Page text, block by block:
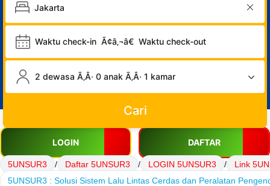
Waktu check-in Ã¢â‚¬â€ Waktu check-out
2 dewasa Ã‚Â· 0 anak Ã‚Â· 1 kamar
Cari
LOGIN DAFTAR
5UNSUR3 / Daftar 5UNSUR3 / LOGIN 5UNSUR3 /
Link
5UNSUR3 : Solusi Sistem Lalu Lintas Cerdas dan Peralatan